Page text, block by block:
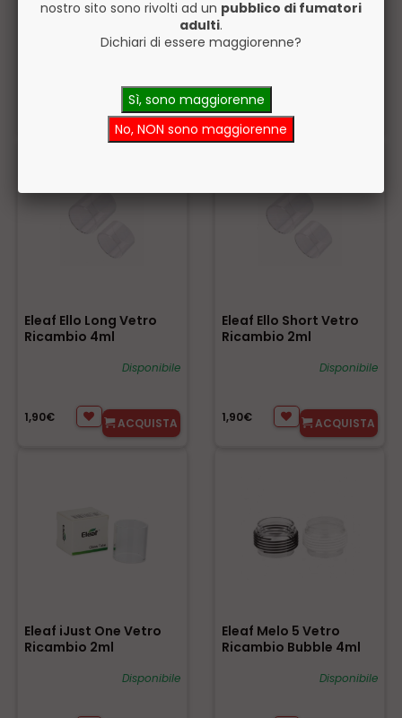
Eleaf Melo 3 Vetro
ACQUISTA
Eleaf GS Drive Atomizer
2ml
1,90€
Eleaf Ello Long Vetro
Ricambio 4ml
Disponibile
1,90€ ACQUISTA
Eleaf Ello Short Vetro
Ricambio 2ml
Disponibile
1,90€ ACQUISTA
Eleaf iJust One Vetro
Ricambio 2ml
Disponibile
Eleaf Melo 5 Vetro
Ricambio Bubble 4ml
Disponibile
nostro sito sono rivolti ad un pubblico di fumatori
adulti.
Dichiari di essere maggiorenne?
Sì, sono maggiorenne
No, NON sono maggiorenne